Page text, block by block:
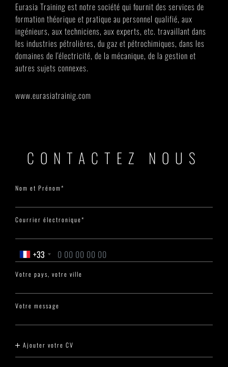
Eurasia Training est notre société qui fournit des services de
formation théorique et pratique au personnel qualifié, aux
ingénieurs, aux techniciens, aux experts, etc. travaillant dans
les industries pétrolières, du gaz et pétrochimiques, dans les
domaines de l'électricité, de la mécanique, de la gestion et
autres sujets connexes.
www.eurasiatrainig.com
CONTACTEZ NOUS
Nom et Prénom*
Courrier électronique*
+33
Votre pays, votre ville
Votre message
Ajouter votre CV